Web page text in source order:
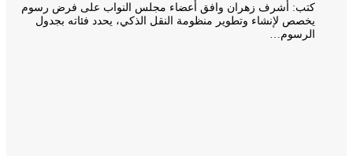
كتب: أشرف زهران وافق أعضاء مجلس النواب على فرض رسوم
يخصص لإنشاء وتطوير منظومة النقل الذكي، يحدد فئاته بجدول
الرسوم…